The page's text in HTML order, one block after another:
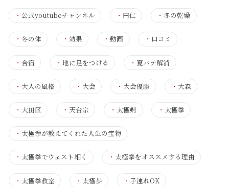
・ 公式youtubeチャンネル ・ 円仁 ・ 冬の乾燥
・ 冬の体 ・効果 ・動画 ・ 口コミ
・ 合宿 ・地に足をつける ・ 夏バテ解消
・ 大人の風格 ・ 大会 ・ 大会優勝 ・ 大森
・ 大田区 ・ 天台宗 ・ 太極剣 ・ 太極拳
・ 太極拳が教えてくれた人生の宝物
・ 太極拳でウェスト細く ・ 太極拳をオススメする理由
・ 太極拳教室 ・ 太極歩 ・子連れOK